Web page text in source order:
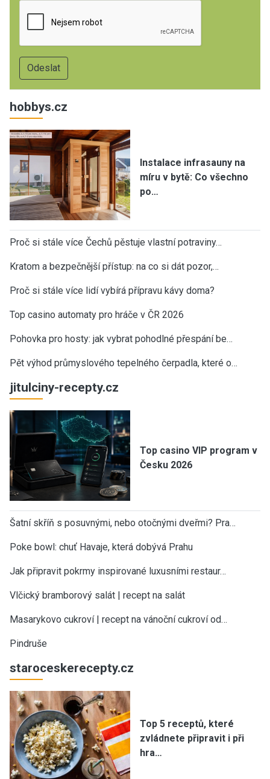
hobbys.cz
Instalace infrasauny na
míru v bytě: Co všechno
po…
Proč si stále více Čechů pěstuje vlastní potraviny…
Kratom a bezpečnější přístup: na co si dát pozor,…
Proč si stále více lidí vybírá přípravu kávy doma?
Top casino automaty pro hráče v ČR 2026
Pohovka pro hosty: jak vybrat pohodlné přespání be…
Pět výhod průmyslového tepelného čerpadla, které o…
jitulciny-recepty.cz
Top casino VIP program v
Česku 2026
Šatní skříň s posuvnými, nebo otočnými dveřmi? Pra…
Poke bowl: chuť Havaje, která dobývá Prahu
Jak připravit pokrmy inspirované luxusními restaur…
Vlčický bramborový salát | recept na salát
Masarykovo cukroví | recept na vánoční cukroví od…
Pindruše
staroceskerecepty.cz
Top 5 receptů, které
zvládnete připravit i při
hra…